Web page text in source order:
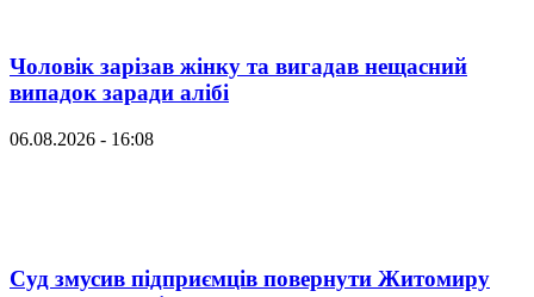
Чоловік зарізав жінку та вигадав нещасний
випадок заради алібі
06.08.2026 - 16:08
Суд змусив підприємців повернути Житомиру